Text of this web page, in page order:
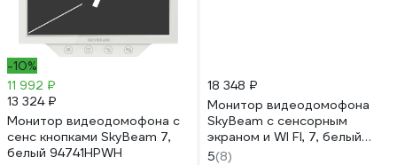
-10%
11 992 ₽
13 324 ₽
Монитор видеодомофона с
сенс кнопками SkyBeam 7,
белый 94741HPWH
18 348 ₽
Монитор видеодомофона
SkyBeam с сенсорным
экраном и WI FI, 7, белый
95703HPWH
5(8)